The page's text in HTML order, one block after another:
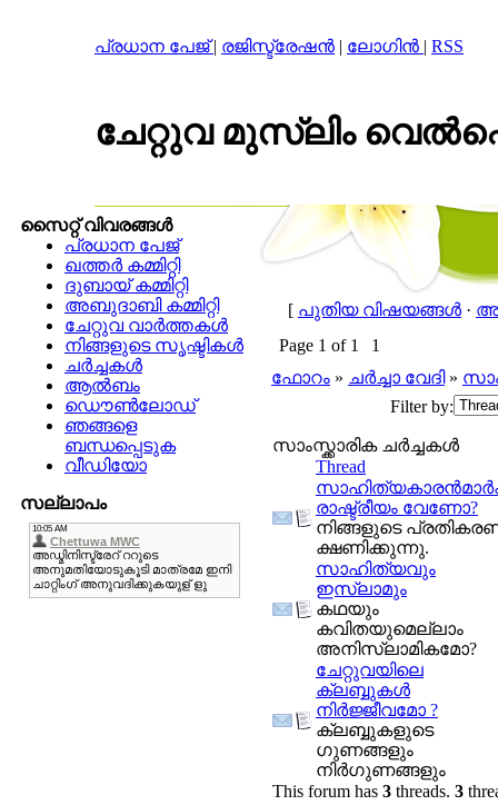
പ്രധാന പേജ്| രജിസ്ട്രേഷന്‍ | ലോഗിന്‍ | RSS
ചേറ്റുവ മുസ്‌ലിം
സൈറ്റ് വിവരങ്ങള്‍
പ്രധാന പേജ്
ഖത്തര്‍ കമ്മിറ്റി
ദുബായ് കമ്മിറ്റി
അബുദാബി കമ്മിറ്റി
ചേറ്റുവ വാര്‍ത്തകള്‍
നിങ്ങളുടെ സൃഷ്ടികള്‍
ചര്‍ച്ചകള്‍
ആല്‍ബം
ഡൌണ്‍ലോഡ്
ഞങ്ങളെ
ബന്ധപ്പെടുക
വീഡിയോ
സല്ലാപം
[ പുതിയ വിഷയങ്ങള്‍ ·
Page 1 of 1
1
ഫോറം » ചര്‍ച്ചാ വേദി »
Filter by:
സാംസ്ക്കാരിക ചര്‍ച്ചകള്‍
Thread
രാഷ്ട്രീയം വേണോ?
നിങ്ങളുടെ
ക്ഷണിക്കുന്നു.
സാഹിത്യവും
ഇസ്‌ലാമും
കഥയും
കവിതയുമെല്ലാം
അനിസ്ലാമികമോ?
ചേറ്റുവയിലെ
ക്ലബ്ബുകള്‍
നിര്‍ജ്ജീവമോ ?
ക്ലബ്ബുകളുടെ
ഗുണങ്ങളും
നിര്‍ഗുണങ്ങളും
This forum has 3 threads. 3